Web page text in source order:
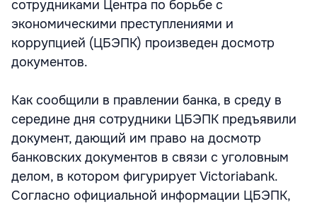
сотрудниками Центра по борьбе с
экономическими преступлениями и
коррупцией (ЦБЭПК) произведен досмотр
документов.
Как сообщили в правлении банка, в среду в
середине дня сотрудники ЦБЭПК предъявили
документ, дающий им право на досмотр
банковских документов в связи с уголовным
делом, в котором фигурирует Victoriabank.
Согласно официальной информации ЦБЭПК,